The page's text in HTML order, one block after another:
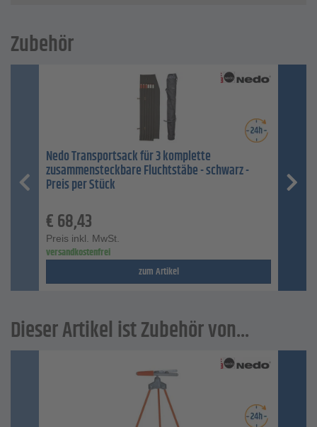
Zubehör
Nedo Transportsack für 3 komplette
zusammensteckbare Fluchtstäbe - schwarz -
Preis per Stück
€68,43
Preis inkl. MwSt.
versandkostenfrei
zum Artikel
Dieser Artikel ist Zubehör von...